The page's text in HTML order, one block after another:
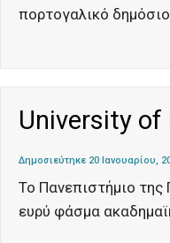
πορτογαλικό
University of
Δημοσιεύτηκε 20 Ιανουαρίου,
Το Πανεπιστήμιο
ευρύ φάσμα